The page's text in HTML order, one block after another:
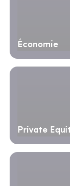
Économie
Private